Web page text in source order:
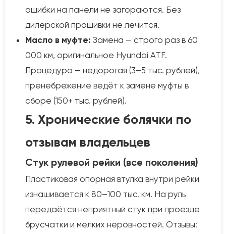
ошибки на панели не загораются. Без
дилерской прошивки не лечится.
Масло в муфте: Замена — строго раз в 60
000 км, оригинальное Hyundai ATF.
Процедура — недорогая (3–5 тыс. рублей),
пренебрежение ведёт к замене муфты в
сборе (150+ тыс. рублей).
5. Хронические болячки по
отзывам владельцев
Стук рулевой рейки (все поколения)
Пластиковая опорная втулка внутри рейки
изнашивается к 80–100 тыс. км. На руль
передаётся неприятный стук при проезде
брусчатки и мелких неровностей. Отзывы: